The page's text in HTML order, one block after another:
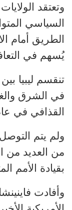
وتعتقد
السياسي
الطريق أمام
يُسهم في
تنقسم ليبيا
في الشرق
القذافي في عام
ولم يتم
من العديد من
بقيادة الأمم
وأفادت